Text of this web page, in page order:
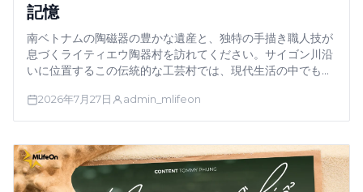
記憶
南ベトナムの陶磁器の豊かな遺産と、独特の手描き職人技が
息づくライティエウ陶器村を訪れてください。サイゴン川沿
いに位置するこの伝統的な工芸村では、現代生活の中でも、
精神が守られています。
2026年7月27日 admin_mlifeon